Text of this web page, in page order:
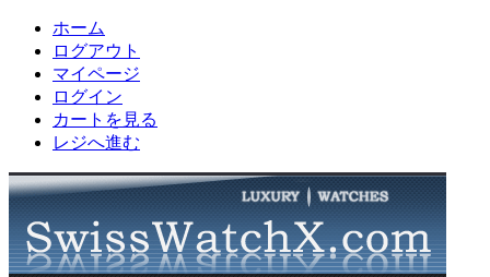
ホーム
ログアウト
マイページ
ログイン
カートを見る
レジへ進む